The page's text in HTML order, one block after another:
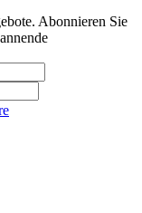
Abonnieren Sie